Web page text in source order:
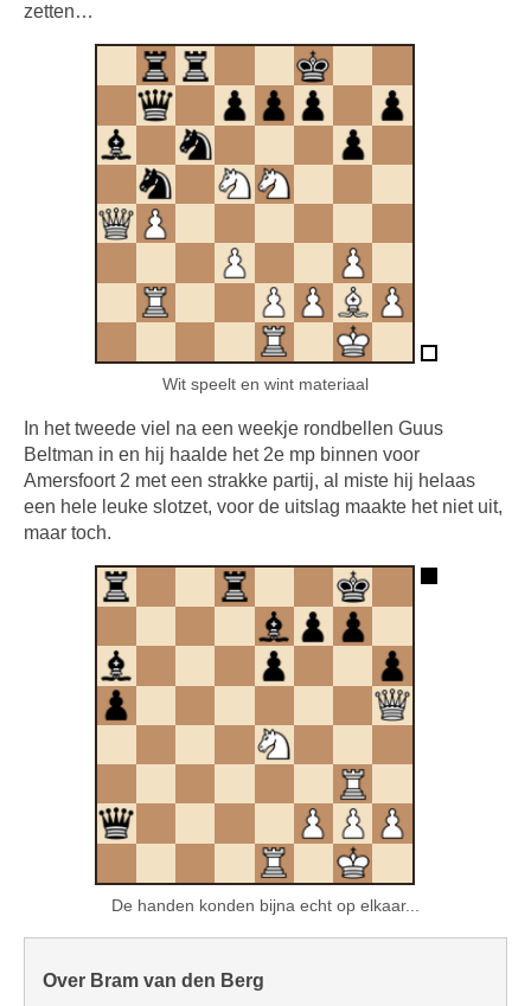
zetten…
Wit speelt en wint materiaal
In het tweede viel na een weekje rondbellen Guus
Beltman in en hij haalde het 2e mp binnen voor
Amersfoort 2 met een strakke partij, al miste hij helaas
een hele leuke slotzet, voor de uitslag maakte het niet uit,
maar toch.
De handen konden bijna echt op elkaar...
Over Bram van den Berg